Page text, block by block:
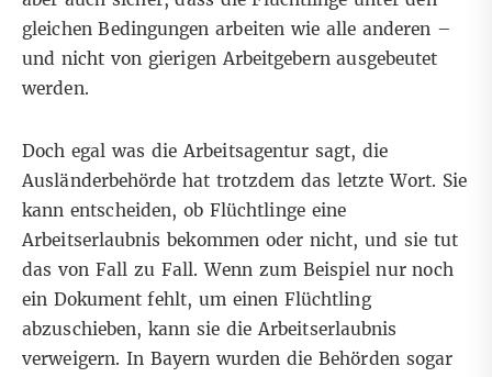
gleichen Bedingungen arbeiten wie alle anderen –
und nicht von gierigen Arbeitgebern ausgebeutet
werden.
Doch egal was die Arbeitsagentur sagt, die
Ausländerbehörde hat trotzdem das letzte Wort. Sie
kann entscheiden, ob Flüchtlinge eine
Arbeitserlaubnis bekommen oder nicht, und sie tut
das von Fall zu Fall. Wenn zum Beispiel nur noch
ein Dokument fehlt, um einen Flüchtling
abzuschieben, kann sie die Arbeitserlaubnis
verweigern. In Bayern wurden die Behörden sogar